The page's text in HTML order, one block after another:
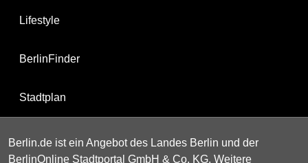
Lifestyle
BerlinFinder
Stadtplan
Berlin.de ist ein Angebot des Landes Berlin und der
BerlinOnline Stadtportal GmbH & Co. KG. Weitere